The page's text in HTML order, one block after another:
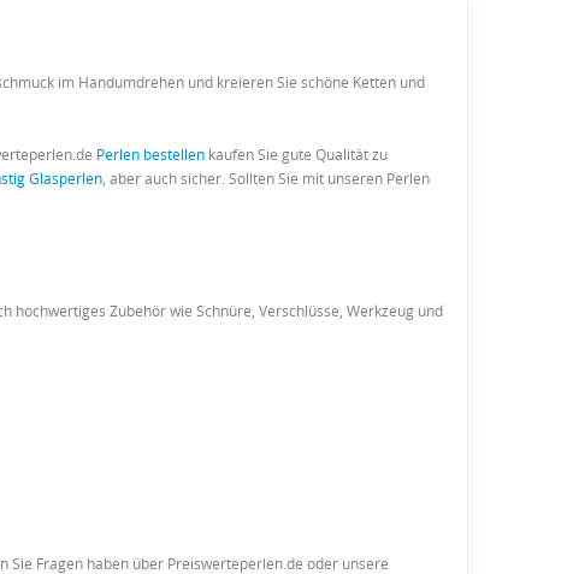
im Handumdrehen und kreieren Sie schöne Ketten und
Perlen bestellen kaufen Sie gute Qualität zu
Glasperlen , aber auch sicher. Sollten Sie mit unseren Perlen
hochwertiges Zubehör wie Schnüre, Verschlüsse, Werkzeug und
Sie Fragen haben über Preiswerteperlen.de oder unsere